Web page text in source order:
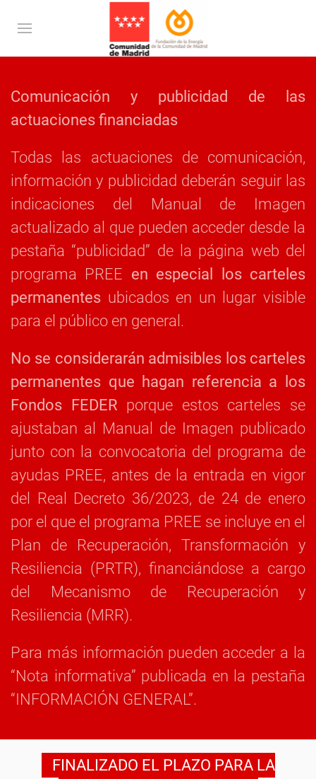
Comunicación y publicidad de las
actuaciones financiadas
Todas las actuaciones de comunicación,
información y publicidad deberán seguir las
indicaciones del Manual de Imagen
actualizado al que pueden acceder desde la
pestaña “publicidad” de la página web del
programa PREE en especial los carteles
permanentes ubicados en un lugar visible
para el público en general.
No se considerarán admisibles los carteles
permanentes que hagan referencia a los
Fondos FEDER porque estos carteles se
ajustaban al Manual de Imagen publicado
junto con la convocatoria del programa de
ayudas PREE, antes de la entrada en vigor
del Real Decreto 36/2023, de 24 de enero
por el que el programa PREE se incluye en el
Plan de Recuperación, Transformación y
Resiliencia (PRTR), financiándose a cargo
del Mecanismo de Recuperación y
Resiliencia (MRR).
Para más información pueden acceder a la
“Nota informativa” publicada en la pestaña
“INFORMACIÓN GENERAL”.
FINALIZADO EL PLAZO PARA LA